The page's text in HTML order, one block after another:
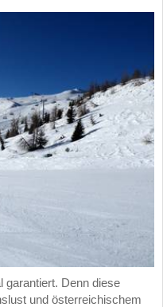
garantiert. Denn diese
und österreichischem